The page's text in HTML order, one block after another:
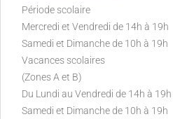
Période scolaire
Mercredi et Vendredi de 14h à 19h
Samedi et Dimanche de 10h à 19h
Vacances scolaires
(Zones A et B)
Du Lundi au Vendredi de 14h à 19h
Samedi et Dimanche de 10h à 19h